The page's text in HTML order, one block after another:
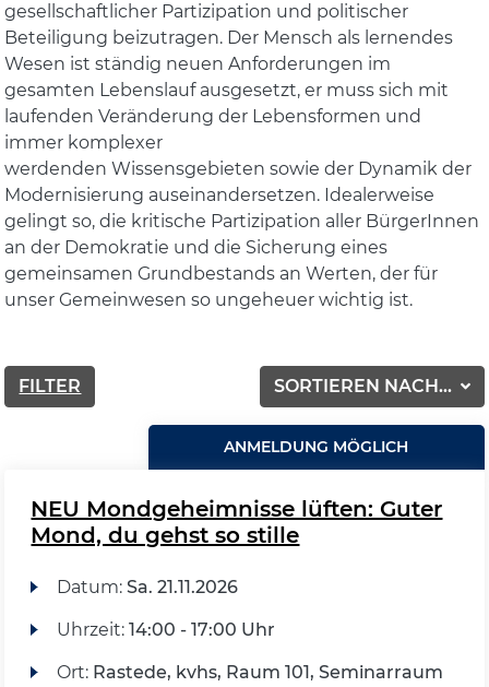
gesellschaftlicher Partizipation und politischer
Beteiligung beizutragen. Der Mensch als lernendes
Wesen ist ständig neuen Anforderungen im
gesamten Lebenslauf ausgesetzt, er muss sich mit
laufenden Veränderung der Lebensformen und
immer komplexer
werdenden Wissensgebieten sowie der Dynamik der
Modernisierung auseinandersetzen. Idealerweise
gelingt so, die kritische Partizipation aller BürgerInnen
an der Demokratie und die Sicherung eines
gemeinsamen Grundbestands an Werten, der für
unser Gemeinwesen so ungeheuer wichtig ist.
SORTIEREN NACH...
FILTER
ANMELDUNG MÖGLICH
NEU Mondgeheimnisse lüften: Guter
Mond, du gehst so stille
Datum: Sa. 21.11.2026
Uhrzeit: 14:00 - 17:00 Uhr
Ort: Rastede, kvhs, Raum 101, Seminarraum